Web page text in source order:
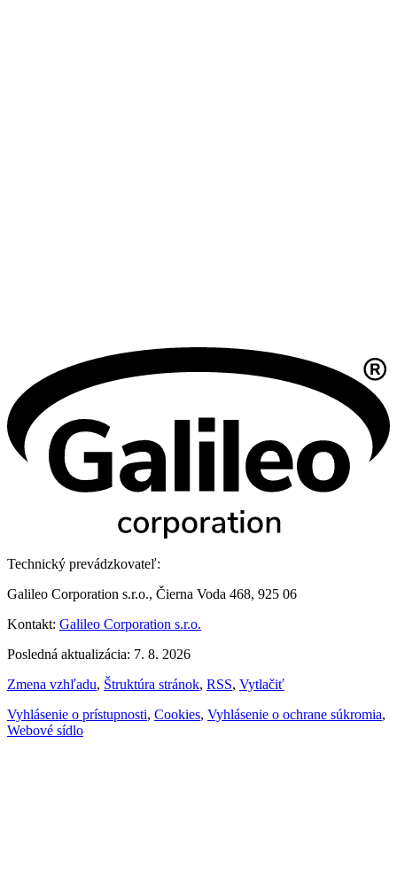
Technický prevádzkovateľ:
Galileo Corporation s.r.o., Čierna Voda 468, 925 06
Kontakt: Galileo Corporation s.r.o.
Posledná aktualizácia: 7. 8. 2026
Zmena vzhľadu, Štruktúra stránok, RSS, Vytlačiť
Vyhlásenie o prístupnosti, Cookies, Vyhlásenie o ochrane súkromia,
Webové sídlo